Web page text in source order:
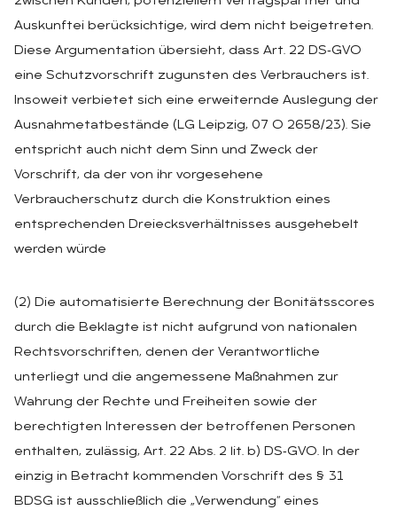
Auskunftei berücksichtige, wird dem nicht beigetreten.
Diese Argumentation übersieht, dass Art. 22 DS‑GVO
eine Schutzvorschrift zugunsten des Verbrauchers ist.
Insoweit verbietet sich eine erweiternde Auslegung der
Ausnahmetatbestände (LG Leipzig, 07 O 2658/23). Sie
entspricht auch nicht dem Sinn und Zweck der
Vorschrift, da der von ihr vorgesehene
Verbraucherschutz durch die Konstruktion eines
entsprechenden Dreiecksverhältnisses ausgehebelt
werden würde
(2) Die automatisierte Berechnung der Bonitätsscores
durch die Beklagte ist nicht aufgrund von nationalen
Rechtsvorschriften, denen der Verantwortliche
unterliegt und die angemessene Maßnahmen zur
Wahrung der Rechte und Freiheiten sowie der
berechtigten Interessen der betroffenen Personen
enthalten, zulässig, Art. 22 Abs. 2 lit. b) DS‑GVO. In der
einzig in Betracht kommenden Vorschrift des § 31
BDSG ist ausschließlich die „Verwendung“ eines